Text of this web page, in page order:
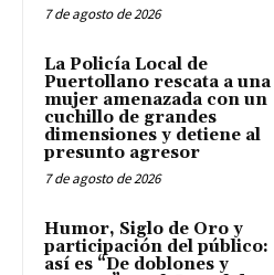
7 de agosto de 2026
La Policía Local de
Puertollano rescata a una
mujer amenazada con un
cuchillo de grandes
dimensiones y detiene al
presunto agresor
7 de agosto de 2026
Humor, Siglo de Oro y
participación del público:
así es “De doblones y